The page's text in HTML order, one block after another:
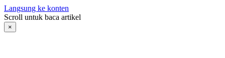
Langsung ke konten
Scroll untuk baca artikel
×